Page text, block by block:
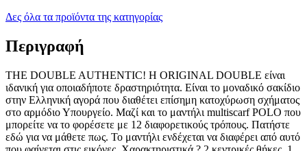
Δες όλα τα προϊόντα της κατηγορίας
Περιγραφή
THE DOUBLE AUTHENTIC! Η ORIGINAL DOUBLE είναι
ιδανική για οποιαδήποτε δραστηριότητα. Είναι τo μοναδικό σακίδιο
στην Ελληνική αγορά που διαθέτει επίσημη κατοχύρωση σχήματος
στο αρμόδιο Υπουργείο. Μαζί και το μαντήλι multiscarf POLO που
μπορείτε να το φορέσετε με 12 διαφορετικούς τρόπους. Πατήστε
εδώ για να μάθετε πως. Το μαντήλι ενδέχεται να διαφέρει από αυτό